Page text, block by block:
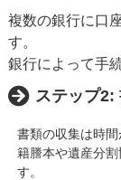
複数の銀行に口
す。
銀行によって手
ステップ2:
書類の収集は時
籍謄本や遺産分
す。